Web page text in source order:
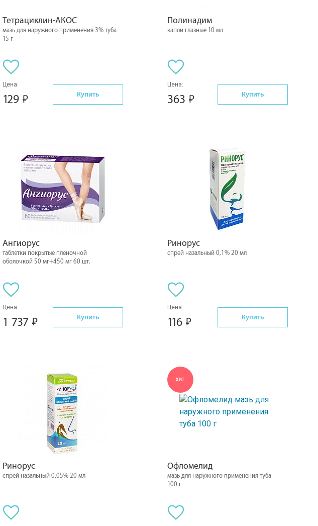
Тетрациклин-АКОС
мазь для наружного применения 3% туба
15 г
Цена:
129 Купить
Полинадим
капли глазные 10 мл
Цена:
363 Купить
Ангиорус
таблетки покрытые пленочной
оболочкой 50 мг+450 мг 60 шт.
Цена:
1 737 Купить
Ринорус
спрей назальный 0,1% 20 мл
Цена:
116 Купить
Ринорус
спрей назальный 0,05% 20 мл
ХИТ
Офломелид
мазь для наружного применения туба
100 г